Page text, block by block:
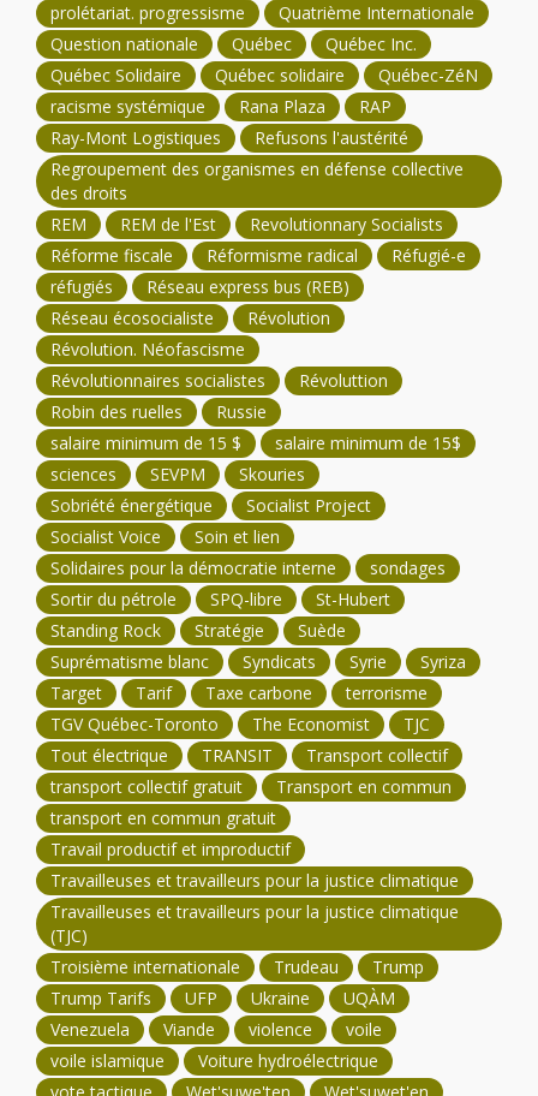
prolétariat. progressisme
Quatrième Internationale
Question nationale
Québec
Québec Inc.
Québec Solidaire
Québec solidaire
Québec-ZéN
racisme systémique
Rana Plaza
RAP
Ray-Mont Logistiques
Refusons l'austérité
Regroupement des organismes en défense collective
des droits
REM
REM de l'Est
Revolutionnary Socialists
Réforme fiscale
Réformisme radical
Réfugié-e
réfugiés
Réseau express bus (REB)
Réseau écosocialiste
Révolution
Révolution. Néofascisme
Révolutionnaires socialistes
Révoluttion
Robin des ruelles
Russie
salaire minimum de 15 $
salaire minimum de 15$
sciences
SEVPM
Skouries
Sobriété énergétique
Socialist Project
Socialist Voice
Soin et lien
Solidaires pour la démocratie interne
sondages
Sortir du pétrole
SPQ-libre
St-Hubert
Standing Rock
Stratégie
Suède
Suprématisme blanc
Syndicats Syrie
Syriza
Target
Tarif Taxe carbone
terrorisme
TGV Québec-Toronto
The Economist
TJC
Tout électrique
TRANSIT
Transport collectif
transport collectif gratuit
Transport en commun
transport en commun gratuit
Travail productif et improductif
Travailleuses et travailleurs pour la justice climatique
Travailleuses et travailleurs pour la justice climatique
(TJC)
Troisième internationale
Trudeau
Trump
Trump Tarifs
UFP Ukraine
UQÀM
Venezuela
Viande violence
voile
voile islamique
Voiture hydroélectrique